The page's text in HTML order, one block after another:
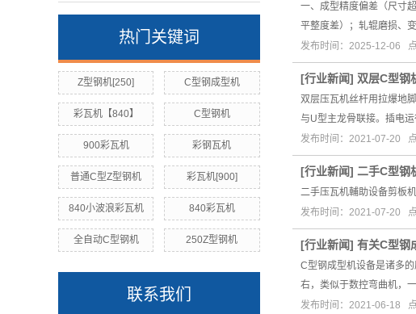
热门关键词
Z型钢机[250] C型钢成型机
彩瓦机【840】 C型钢机
900彩瓦机 彩钢瓦机
普通C型Z型钢机 彩瓦机[900]
840小波浪彩瓦机 840彩瓦机
全自动C型钢机 250Z型钢机
联系我们
一、成型精度偏差（尺寸
平整度差）；轧辊磨损、
发布时间：2025-12-06
[行业新闻] 双层C型钢
双层压瓦机丝杆用拉爆地
与U型主龙骨联接。插电运
发布时间：2021-07-20
[行业新闻] 二手C型钢
二手压瓦机輔助设备剪板
发布时间：2021-07-20
[行业新闻] 有关C型钢
C型钢成型机设备是诸多
右，类似于数控弯曲机，
发布时间：2021-06-18